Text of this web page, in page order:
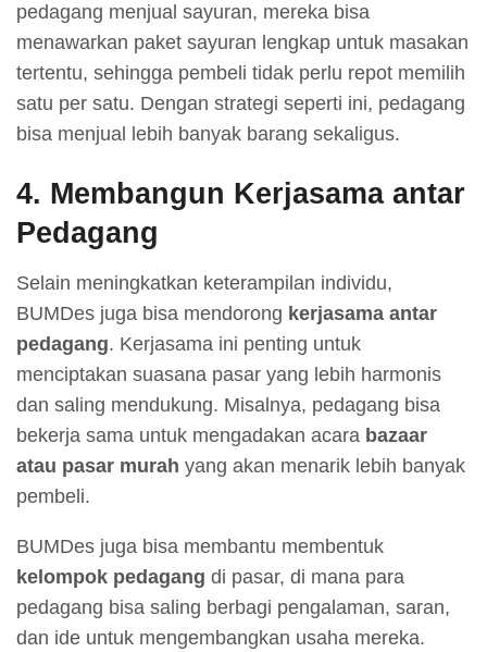
pedagang menjual sayuran, mereka bisa
menawarkan paket sayuran lengkap untuk masakan
tertentu, sehingga pembeli tidak perlu repot memilih
satu per satu. Dengan strategi seperti ini, pedagang
bisa menjual lebih banyak barang sekaligus.
4. Membangun Kerjasama antar
Pedagang
Selain meningkatkan keterampilan individu,
BUMDes juga bisa mendorong kerjasama antar
pedagang. Kerjasama ini penting untuk
menciptakan suasana pasar yang lebih harmonis
dan saling mendukung. Misalnya, pedagang bisa
bekerja sama untuk mengadakan acara bazaar
atau pasar murah yang akan menarik lebih banyak
pembeli.
BUMDes juga bisa membantu membentuk
kelompok pedagang di pasar, di mana para
pedagang bisa saling berbagi pengalaman, saran,
dan ide untuk mengembangkan usaha mereka.